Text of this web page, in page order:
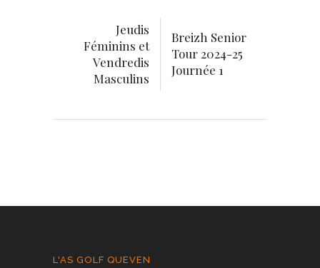
Jeudis
Féminins et
Vendredis
Masculins
Breizh Senior
Tour 2024-25
Journée 1
L'AS GOLF QUEVEN